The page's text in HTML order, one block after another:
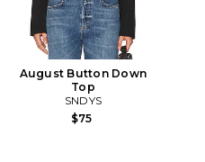
August Button Down
Top
SNDYS
$75